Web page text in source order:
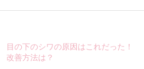
目の下のシワの原因はこれだった！
改善方法は？